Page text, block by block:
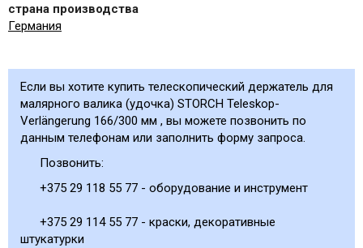
страна производства
Германия
Если вы хотите купить телескопический держатель для
малярного валика (удочка) STORCH Teleskop-
Verlängerung 166/300 мм , вы можете позвонить по
данным телефонам или заполнить форму запроса.
Позвонить:
+375 29 118 55 77 - оборудование и инструмент
+375 29 114 55 77 - краски, декоративные
штукатурки